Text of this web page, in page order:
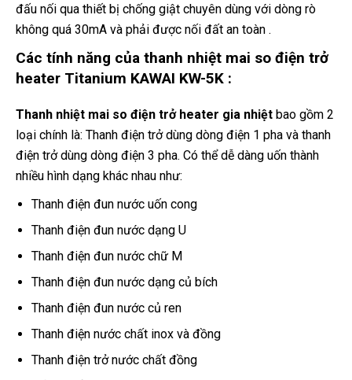
đấu nối qua thiết bị chống giật chuyên dùng với dòng rò
không quá 30mA và phải được nối đất an toàn .
Các tính năng của thanh nhiệt mai so điện trở
heater Titanium KAWAI KW-5K :
Thanh nhiệt mai so điện trở heater gia nhiệt bao gồm 2
loại chính là: Thanh điện trở dùng dòng điện 1 pha và thanh
điện trở dùng dòng điện 3 pha. Có thể dễ dàng uốn thành
nhiều hình dạng khác nhau như:
Thanh điện đun nước uốn cong
Thanh điện đun nước dạng U
Thanh điện đun nước chữ M
Thanh điện đun nước dạng củ bích
Thanh điện đun nước củ ren
Thanh điện nước chất inox và đồng
Thanh điện trở nước chất đồng